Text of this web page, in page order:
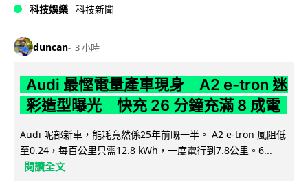
科技娛樂 科技新聞
duncan 3 小時
Audi 最慳電量產車現身 A2 e-tron 迷
彩造型曝光 快充 26 分鐘充滿 8 成電
Audi 呢部新車，能耗竟然係25年前嘅一半。 A2 e-tron 風阻低
至0.24，每百公里只需12.8 kWh，一度電行到7.8公里。6...
閱讀全文